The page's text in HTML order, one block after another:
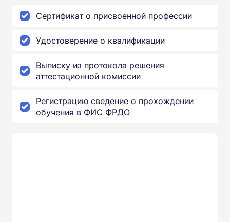
Сертификат о присвоенной профессии
Удостоверение о квалификации
Выписку из протокола решения
аттестационной комиссии
Регистрацию сведение о прохождении
обучения в ФИС ФРДО